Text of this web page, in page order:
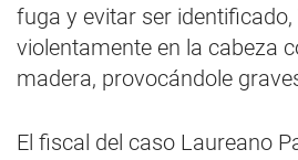
fuga y evitar ser identificado,
violentamente en la cabeza
madera, provocándole
El fiscal del caso Laureano